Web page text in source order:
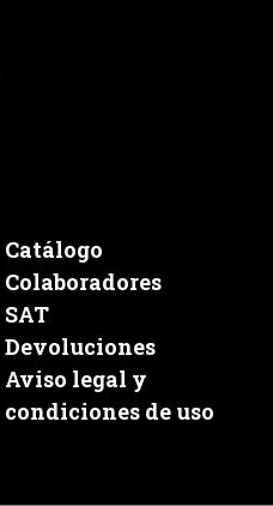
Catálogo
Colaboradores
SAT
Devoluciones
Aviso legal y
condiciones de uso